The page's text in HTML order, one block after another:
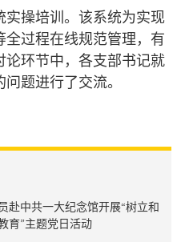
操培训。该系统为实现
过程在线规范管理，有
环节中，各支部书记就
题进行了交流。
赴中共一大纪念馆开展“树立和
育”主题党日活动